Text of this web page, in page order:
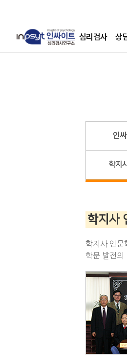
심리검사 상
인
학지
학지사
학지사 인문
학문 발전의